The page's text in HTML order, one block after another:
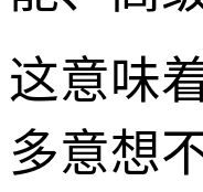
这意味
多意想